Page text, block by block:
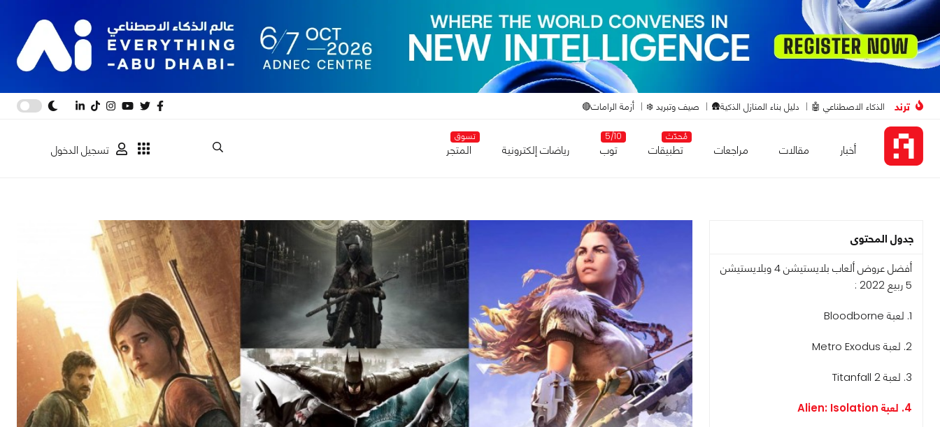
ترند الذكاء الاصطناعي 🤖 دليل بناء المنازل الذكية🛖 صيف وتبريد ❄️ أزمة الرامات🔴
أخبار مقالات مراجعات
مُحدّث
تطبيقات
5/10
توب رياضات إلكترونية
تسوق
المتجر تسجيل الدخول
جدول المحتوى
أفضل عروض ألعاب بلايستيشن 4 وبلايستيشن
5 ربيع 2022 :
1. لعبة Bloodborne
2. لعبة Metro Exodus
3. لعبة Titanfall 2
4. لعبة Alien: Isolation